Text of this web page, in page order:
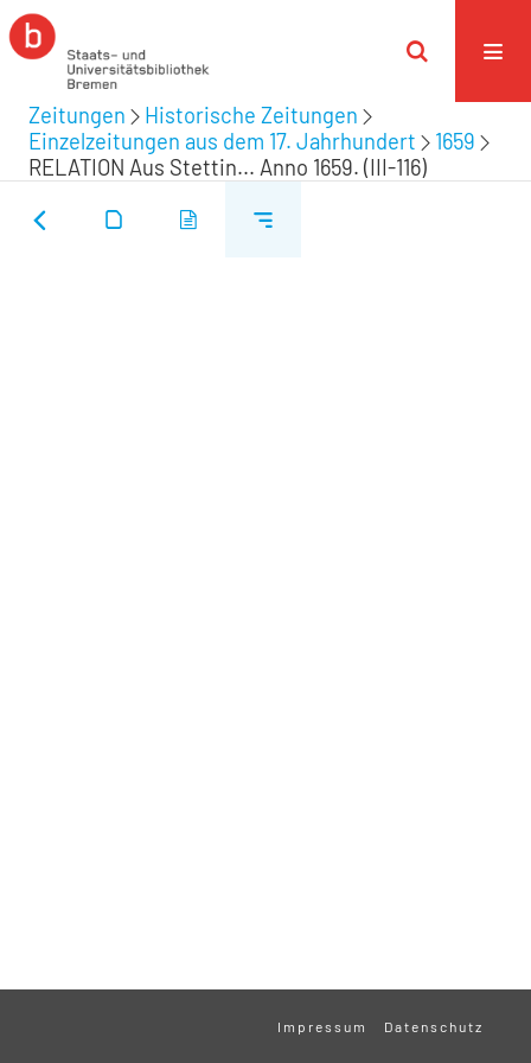
Zeitungen
Historische Zeitungen
Einzelzeitungen aus dem 17. Jahrhundert
1659
RELATION Aus Stettin... Anno 1659. (III-116)
Impressum Datenschutz